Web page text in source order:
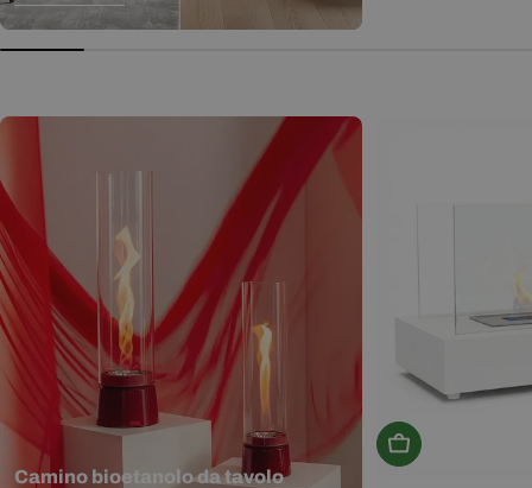
Camino bioetanolo da tavolo
Aggiungi Al